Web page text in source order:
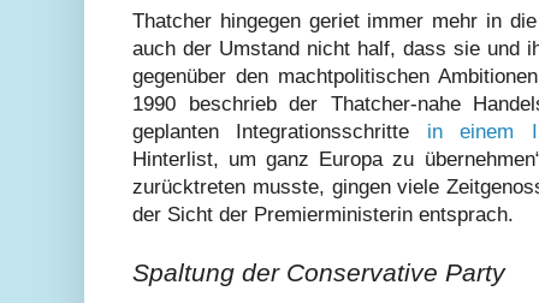
Thatcher hingegen geriet immer mehr in
auch der Umstand nicht half, dass sie und
gegenüber den machtpolitischen
1990 beschrieb der Thatcher-nahe
geplanten Integrationsschritte in einem
Hinterlist, um ganz Europa zu
zurücktreten musste, gingen viele
der Sicht der Premierministerin entsprach.
Spaltung der Conservative Party